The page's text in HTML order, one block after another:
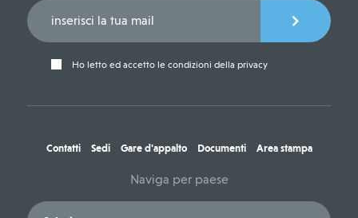
Ho letto ed accetto le condizioni della privacy
Contatti Sedi Gare d'appalto Documenti Area stampa
Naviga per paese